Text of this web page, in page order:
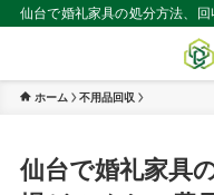
仙台で婚礼家具の処分方法、
ホーム 不用品回収
仙台で婚礼家具